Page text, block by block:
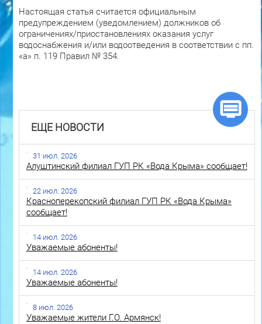
Настоящая статья считается официальным
предупреждением (уведомлением) должников об
ограничениях/приостановлениях оказания услуг
водоснабжения и/или водоотведения в соответствии с пп.
«а» п. 119 Правил № 354.
ЕЩЕ НОВОСТИ
31 июл. 2026
Алуштинский филиал ГУП РК «Вода Крыма» сообщает!
22 июл. 2026
Красноперекопский филиал ГУП РК «Вода Крыма»
сообщает!
14 июл. 2026
Уважаемые абоненты!
14 июл. 2026
Уважаемые абоненты!
8 июл. 2026
Уважаемые жители Г.О. Армянск!